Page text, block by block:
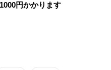
1000円かかります